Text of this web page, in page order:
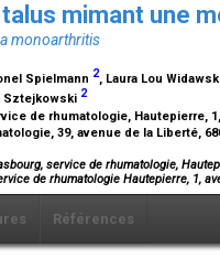
mimant une
monoarthritis
Spielmann 2, Laura Lou
Sztejkowski 2
de rhumatologie, Hautepierre,
39, avenue de la Liberté,
service de rhumatologie,
de rhumatologie Hautepierre, 1,
Références